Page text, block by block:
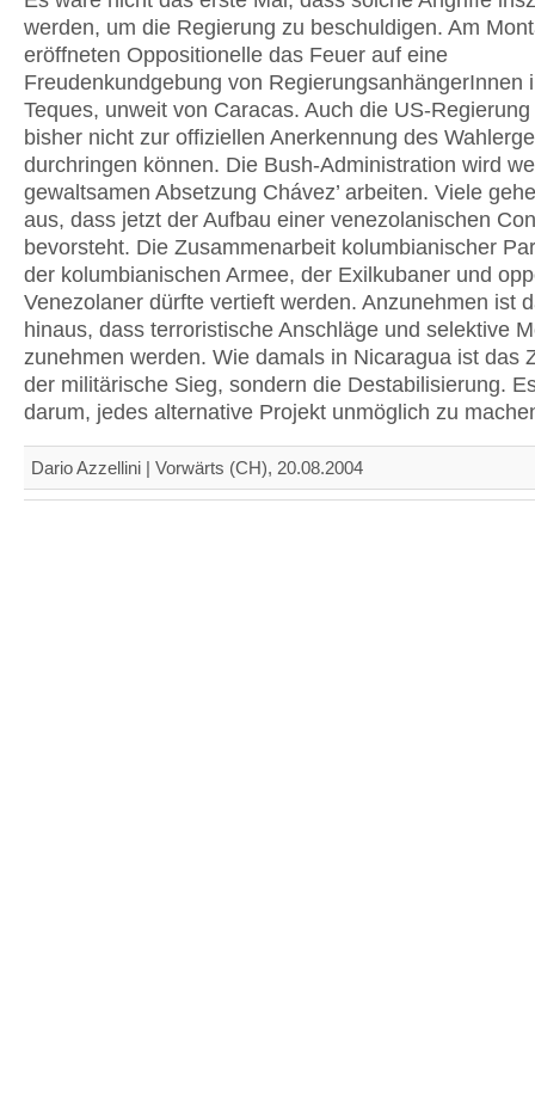
werden, um die Regierung zu beschuldigen. Am
eröffneten Oppositionelle das Feuer auf eine
Freudenkundgebung von RegierungsanhängerInnen
Teques, unweit von Caracas. Auch die US-
bisher nicht zur offiziellen Anerkennung des
durchringen können. Die Bush-Administration wird
gewaltsamen Absetzung Chávez’ arbeiten. Viele
aus, dass jetzt der Aufbau einer venezolanischen
bevorsteht. Die Zusammenarbeit kolumbianischer
der kolumbianischen Armee, der Exilkubaner und
Venezolaner dürfte vertieft werden. Anzunehmen ist
hinaus, dass terroristische Anschläge und selektive
zunehmen werden. Wie damals in Nicaragua ist das
der militärische Sieg, sondern die Destabilisierung.
darum, jedes alternative Projekt unmöglich zu
Dario Azzellini | Vorwärts (CH), 20.08.2004